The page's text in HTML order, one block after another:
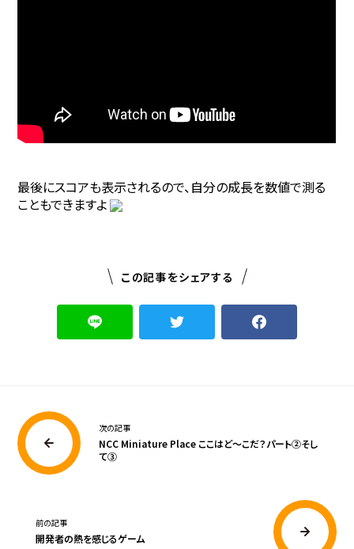
最後にスコアも表示されるので、自分の成長を数値で測る
こともできますよ
この記事をシェアする
次の記事
NCC Miniature Place ここはど～こだ？パート②そし
て③
前の記事
開発者の熱を感じるゲーム